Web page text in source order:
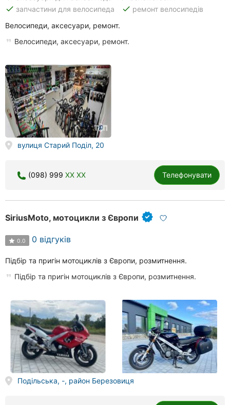
done запчастини для велосипеда done ремонт велосипедів
Велосипеди, аксесуари, ремонт.
Велосипеди, аксесуари, ремонт.
вулиця Старий Поділ, 20
(098) 999 XX XX Телефонувати
SiriusMoto, мотоцикли з Європи
0.0 0 відгуків
Підбір та пригін мотоциклів з Європи, розмитнення.
Підбір та пригін мотоциклів з Європи, розмитнення.
Подільська, -, район Березовиця